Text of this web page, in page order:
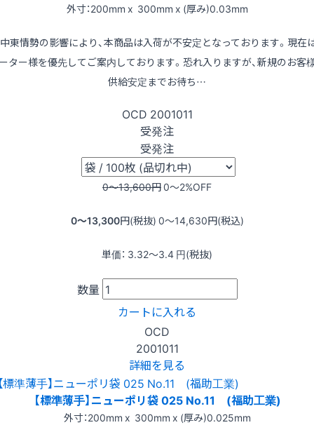
外寸：200mm x 300mm x (厚み)0.03mm
東情勢の影響により、本商品は入荷が不安定となっております。現在
ター様を優先してご案内しております。恐れ入りますが、新規のお客
供給安定までお待ち…
OCD 2001011
受発注
受発注
0〜13,600円0〜2%OFF
0〜13,300円(税抜) 0〜14,630円(税込)
単価： 3.32〜3.4 円(税抜)
数量
カートに入れる
OCD
2001011
詳細を見る
【標準薄手】ニューポリ袋 025 No.11 (福助工業)
外寸：200mm x 300mm x (厚み)0.025mm